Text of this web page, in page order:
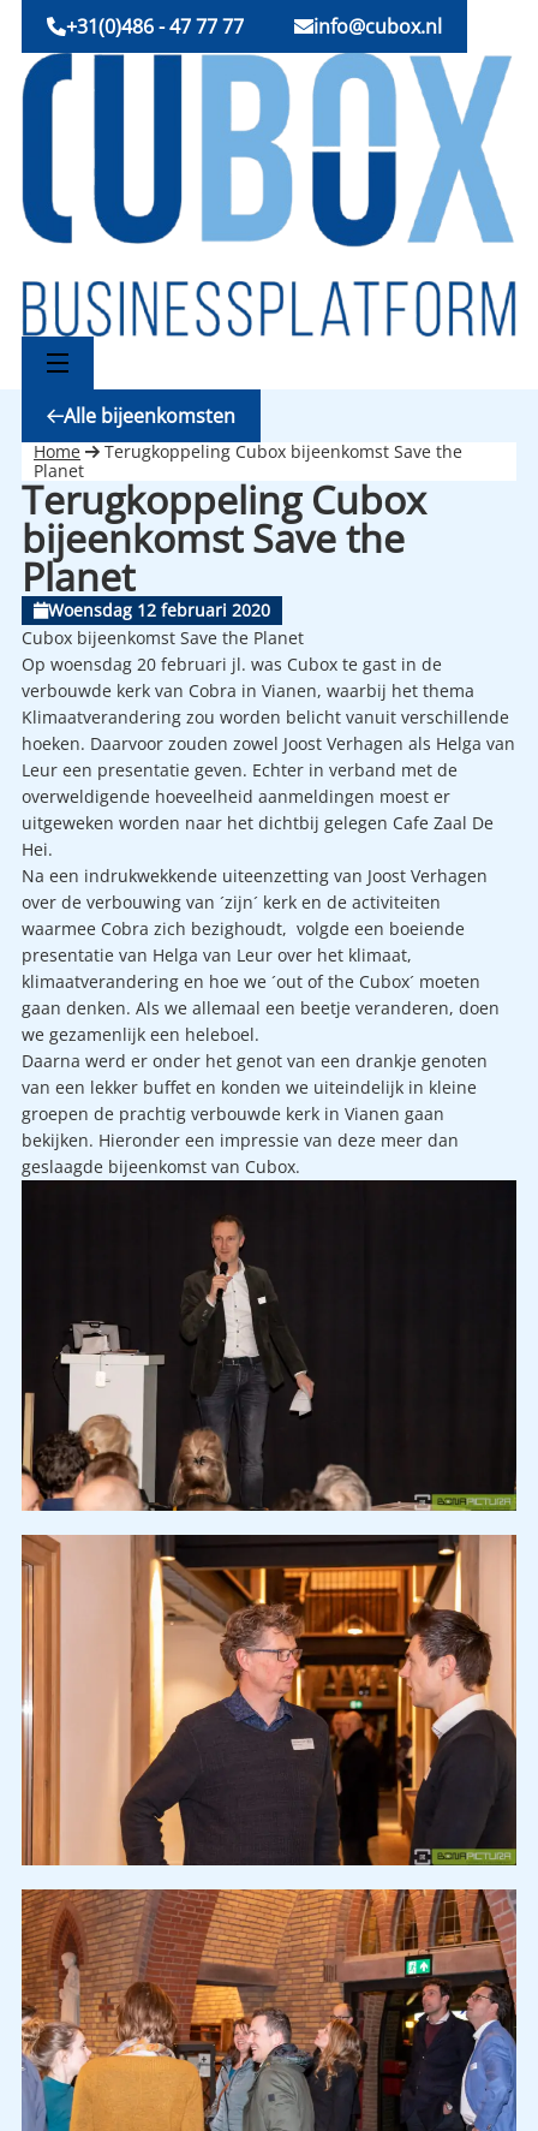
+31(0)486 - 47 77 77 info@cubox.nl
Alle bijeenkomsten
Home
Terugkoppeling Cubox bijeenkomst Save the
Planet
Terugkoppeling Cubox
bijeenkomst Save the
Planet
Woensdag 12 februari 2020
Cubox bijeenkomst Save the Planet
Op woensdag 20 februari jl. was Cubox te gast in de
verbouwde kerk van Cobra in Vianen, waarbij het thema
Klimaatverandering zou worden belicht vanuit verschillende
hoeken. Daarvoor zouden zowel Joost Verhagen als Helga van
Leur een presentatie geven. Echter in verband met de
overweldigende hoeveelheid aanmeldingen moest er
uitgeweken worden naar het dichtbij gelegen Cafe Zaal De
Hei.
Na een indrukwekkende uiteenzetting van Joost Verhagen
over de verbouwing van ´zijn´ kerk en de activiteiten
waarmee Cobra zich bezighoudt, volgde een boeiende
presentatie van Helga van Leur over het klimaat,
klimaatverandering en hoe we ´out of the Cubox´ moeten
gaan denken. Als we allemaal een beetje veranderen, doen
we gezamenlijk een heleboel.
Daarna werd er onder het genot van een drankje genoten
van een lekker buffet en konden we uiteindelijk in kleine
groepen de prachtig verbouwde kerk in Vianen gaan
bekijken. Hieronder een impressie van deze meer dan
geslaagde bijeenkomst van Cubox.